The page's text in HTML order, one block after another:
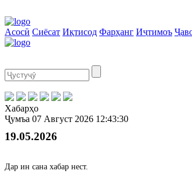
Асосӣ Сиёсат Иқтисод Фарҳанг Иҷтимоъ
Хабарҳо
Ҷумъа 07 Август 2026 12:43:30
19.05.2026
Дар ин сана хабар нест.